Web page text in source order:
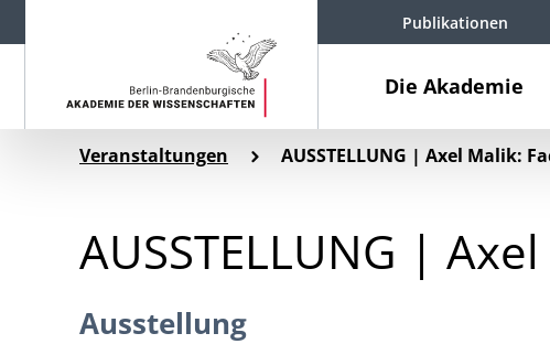
Die Akademie
Publikationen
Veranstaltungen AUSSTELLUNG | Axel Malik:
AUSSTELLUNG |
Ausstellung